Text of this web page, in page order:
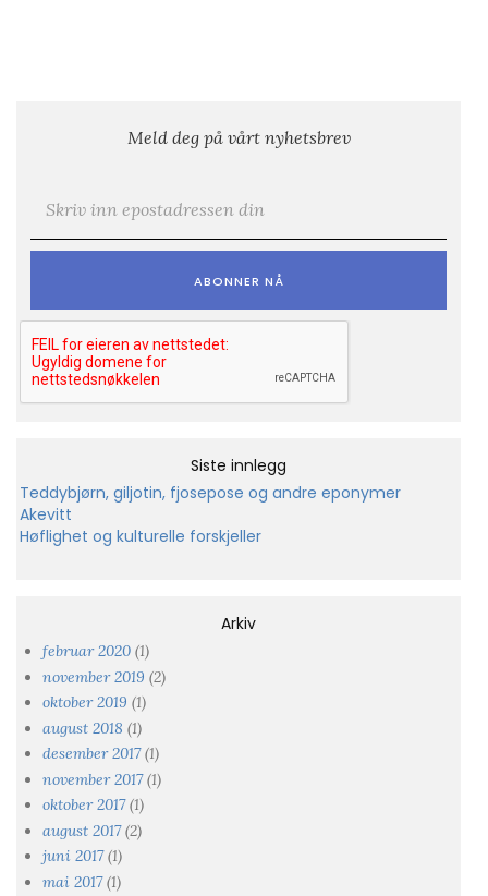
Meld deg på vårt nyhetsbrev
Siste innlegg
Teddybjørn, giljotin, fjosepose og andre eponymer
Akevitt
Høflighet og kulturelle forskjeller
Arkiv
februar 2020 (1)
november 2019 (2)
oktober 2019 (1)
august 2018 (1)
desember 2017(1)
november 2017(1)
oktober 2017(1)
august 2017(2)
juni 2017(1)
mai 2017(1)